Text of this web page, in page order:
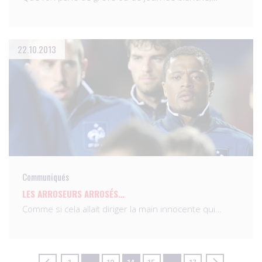
22.10.2013
Communiqués
LES ARROSEURS ARROSÉS…
Comme si cela allait diriger la main innocente qui…